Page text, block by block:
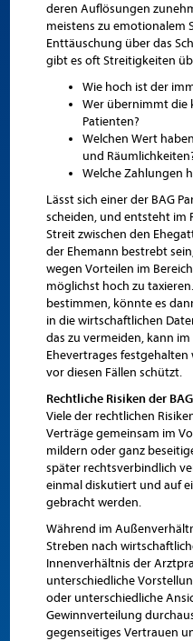
deren Auflösungen
meistens zu emotionalem
Enttäuschung über das
gibt es oft Streitigkeiten
Wie hoch ist der
Wer übernimmt die
Patienten?
Welchen Wert
und
Welche Zahlungen
Lässt sich einer der BAG
scheiden, und entsteht im
Streit zwischen den
der Ehemann bestrebt
wegen Vorteilen im
möglichst hoch zu
bestimmen, könnte es
in die wirtschaftlichen
das zu vermeiden, kann
Ehevertrages
vor diesen Fällen schützt.
Rechtliche Risiken der BAG
Viele der rechtlichen
Verträge gemeinsam im
mildern oder ganz
später rechtsverbindlich
einmal diskutiert und auf
gebracht werden.
Während im
Streben nach
Innenverhältnis der
unterschiedliche
oder unterschiedliche
Gewinnverteilung
gegenseitiges Vertrauen